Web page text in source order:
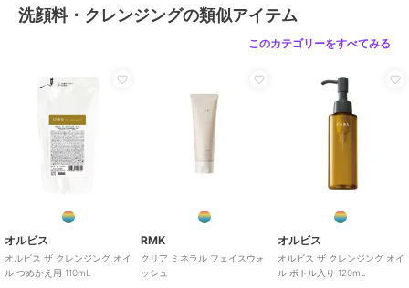
洗顔料・クレンジングの類似アイテム
このカテゴリーをすべてみる
オルビス
オルビス ザ クレンジング オイ
ル つめかえ用 110mL
RMK
クリア ミネラル フェイスウォ
ッシュ
オルビス
オルビス ザ クレンジング オイ
ル ボトル入り 120mL